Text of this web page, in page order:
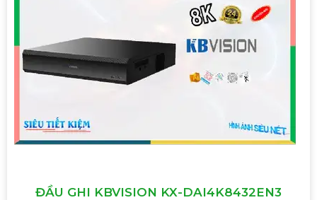
ĐẦU GHI KBVISION KX-DAI4K8432EN3